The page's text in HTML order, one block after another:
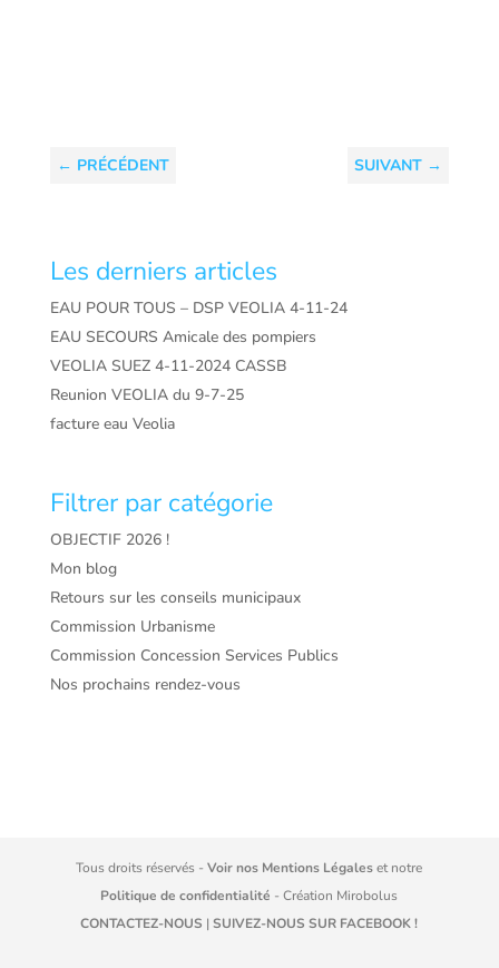
← PRÉCÉDENT SUIVANT →
Les derniers articles
EAU POUR TOUS – DSP VEOLIA 4-11-24
EAU SECOURS Amicale des pompiers
VEOLIA SUEZ 4-11-2024 CASSB
Reunion VEOLIA du 9-7-25
facture eau Veolia
Filtrer par catégorie
OBJECTIF 2026 !
Mon blog
Retours sur les conseils municipaux
Commission Urbanisme
Commission Concession Services Publics
Nos prochains rendez-vous
Tous droits réservés -Voir nos Mentions Légaleset notre
Politique de confidentialité - Création Mirobolus
CONTACTEZ-NOUS |SUIVEZ-NOUS SUR FACEBOOK !